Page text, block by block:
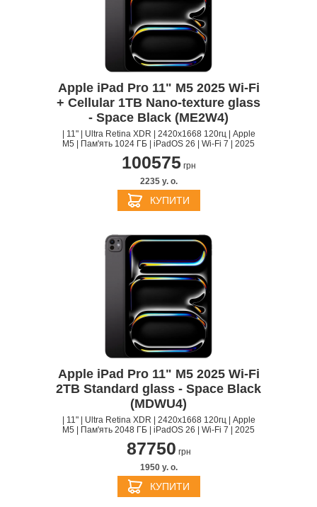
Apple iPad Pro 11" M5 2025 Wi-Fi
+ Cellular 1TB Nano-texture glass
- Space Black (ME2W4)
| 11" | Ultra Retina XDR | 2420x1668 120гц | Apple
M5 | Пам'ять 1024 ГБ | iPadOS 26 | Wi-Fi 7 | 2025
100575грн
2235 y. о.
КУПИТИ
Apple iPad Pro 11" M5 2025 Wi-Fi
2TB Standard glass - Space Black
(MDWU4)
| 11" | Ultra Retina XDR | 2420x1668 120гц | Apple
M5 | Пам'ять 2048 ГБ | iPadOS 26 | Wi-Fi 7 | 2025
87750 грн
1950 y. о.
КУПИТИ